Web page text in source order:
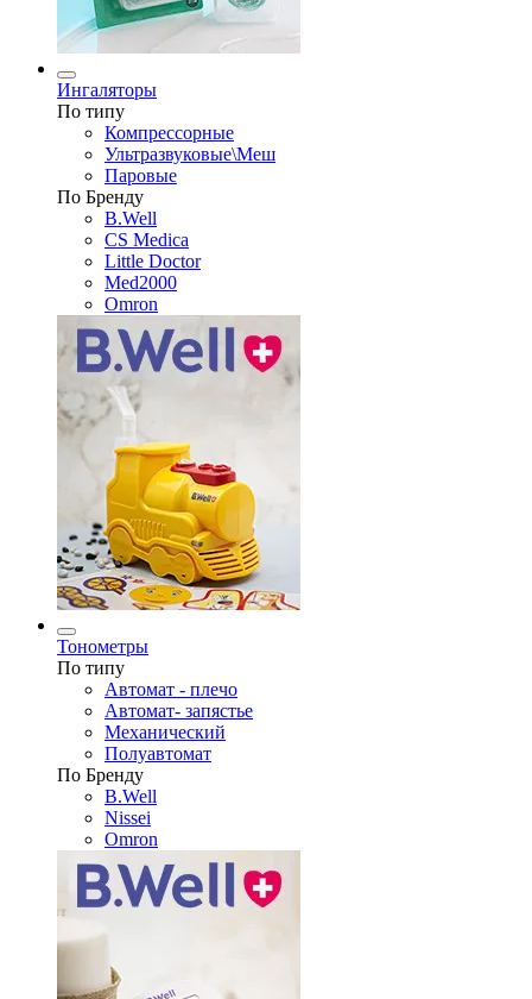
Ингаляторы
По типу
Компрессорные
Ультразвуковые\Меш
Паровые
По Бренду
B.Well
CS Medica
Little Doctor
Med2000
Omron
Тонометры
По типу
Автомат - плечо
Автомат- запястье
Механический
Полуавтомат
По Бренду
B.Well
Nissei
Omron